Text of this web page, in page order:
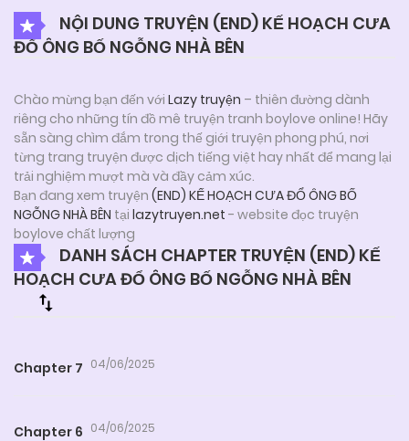
NỘI DUNG TRUYỆN (END) KẾ HOẠCH CƯA
ĐỔ ÔNG BỐ NGỖNG NHÀ BÊN
Chào mừng bạn đến với Lazy truyện – thiên đường dành
riêng cho những tín đồ mê truyện tranh boylove online! Hãy
sẵn sàng chìm đắm trong thế giới truyện phong phú, nơi
từng trang truyện được dịch tiếng việt hay nhất để mang lại
trải nghiệm mượt mà và đầy cảm xúc.
Bạn đang xem truyện (END) KẾ HOẠCH CƯA ĐỔ ÔNG BỐ
NGỖNG NHÀ BÊN tại lazytruyen.net - website đọc truyện
boylove chất lượng
DANH SÁCH CHAPTER TRUYỆN (END) KẾ
HOẠCH CƯA ĐỔ ÔNG BỐ NGỖNG NHÀ BÊN
Chapter 7 04/06/2025
Chapter 6 04/06/2025